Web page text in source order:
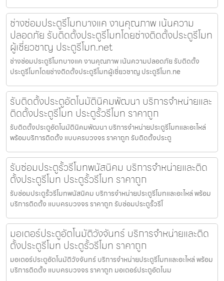
ช่างซ่อมประตูรีโมทบางแค งานคุณภาพ เน้นความ
ปลอดภัย รับติดตั้งประตูรีโมทโดยช่างติดตั้งประตูรีโมท
ผู้เชี่ยวชาญ ประตูรีโมท.net
ช่างซ่อมประตูรีโมทบางแค งานคุณภาพ เน้นความปลอดภัย รับติดตั้ง
ประตูรีโมทโดยช่างติดตั้งประตูรีโมทผู้เชี่ยวชาญ ประตูรีโมท.ne
รับติดตั้งประตูอัตโนมัตินิคมพัฒนา บริการจำหน่ายและ
ติดตั้งประตูรีโมท ประตูรั้วรีโมท ราคาถูก
รับติดตั้งประตูอัตโนมัตินิคมพัฒนา บริการจำหน่ายประตูรีโมทและอะไหล่
พร้อมบริการติดตั้ง แบบครบวงจร ราคาถูก รับติดตั้งประตู
รับซ่อมประตูรั้วรีโมทพนัสนิคม บริการจำหน่ายและติด
ตั้งประตูรีโมท ประตูรั้วรีโมท ราคาถูก
รับซ่อมประตูรั้วรีโมทพนัสนิคม บริการจำหน่ายประตูรีโมทและอะไหล่ พร้อม
บริการติดตั้ง แบบครบวงจร ราคาถูก รับซ่อมประตูรั้วรีโ
มอเตอร์ประตูอัตโนมัติวังจันทร์ บริการจำหน่ายและติด
ตั้งประตูรีโมท ประตูรั้วรีโมท ราคาถูก
มอเตอร์ประตูอัตโนมัติวังจันทร์ บริการจำหน่ายประตูรีโมทและอะไหล่ พร้อม
บริการติดตั้ง แบบครบวงจร ราคาถูก มอเตอร์ประตูอัตโนม